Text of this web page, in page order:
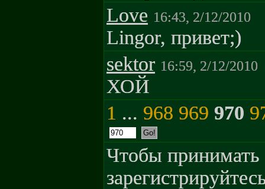
Love 16:43, 2/12/2010
Lingor, привет;)
sektor 16:59, 2/12/2010
ХОЙ
1 ... 968 969 970
Чтобы принимать